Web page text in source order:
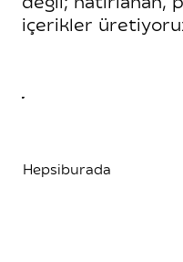
değil; hatırlanan,
içerikler
Hepsiburada